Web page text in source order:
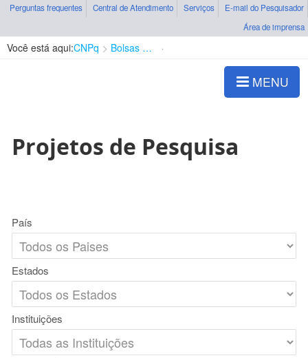
Perguntas frequentes Central de Atendimento Serviços
E-mail do Pesquisador
Área de imprensa
Você está aqui:CNPq Bolsas e Auxílios Vigentes
MENU
Projetos de Pesquisa
País
Estados
Instituições